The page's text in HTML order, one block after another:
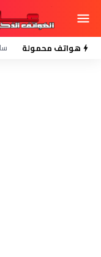
هواتف محمولة